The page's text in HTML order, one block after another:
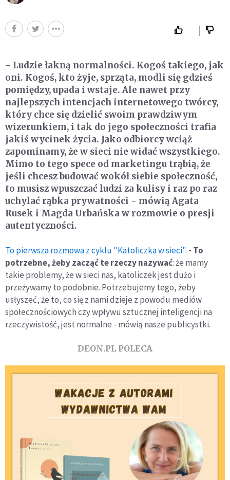
- Ludzie łakną normalności. Kogoś takiego, jak
oni. Kogoś, kto żyje, sprząta, modli się gdzieś
pomiędzy, upada i wstaje. Ale nawet przy
najlepszych intencjach internetowego twórcy,
który chce się dzielić swoim prawdziwym
wizerunkiem, i tak do jego społeczności trafia
jakiś wycinek życia. Jako odbiorcy wciąż
zapominamy, że w sieci nie widać wszystkiego.
Mimo to tego spece od marketingu trąbią, że
jeśli chcesz budować wokół siebie społeczność,
to musisz wpuszczać ludzi za kulisy i raz po raz
uchylać rąbka prywatności - mówią Agata
Rusek i Magda Urbańska w rozmowie o presji
autentyczności.
To pierwsza rozmowa z cyklu "Katoliczka w sieci". - To
potrzebne, żeby zacząć te rzeczy nazywać: że mamy
takie problemy, że w sieci nas, katoliczek jest dużo i
przeżywamy to podobnie. Potrzebujemy tego, żeby
usłyszeć, że to, co się z nami dzieje z powodu mediów
społecznościowych czy wpływu sztucznej inteligencji na
rzeczywistość, jest normalne - mówią nasze publicystki.
DEON.PL POLECA